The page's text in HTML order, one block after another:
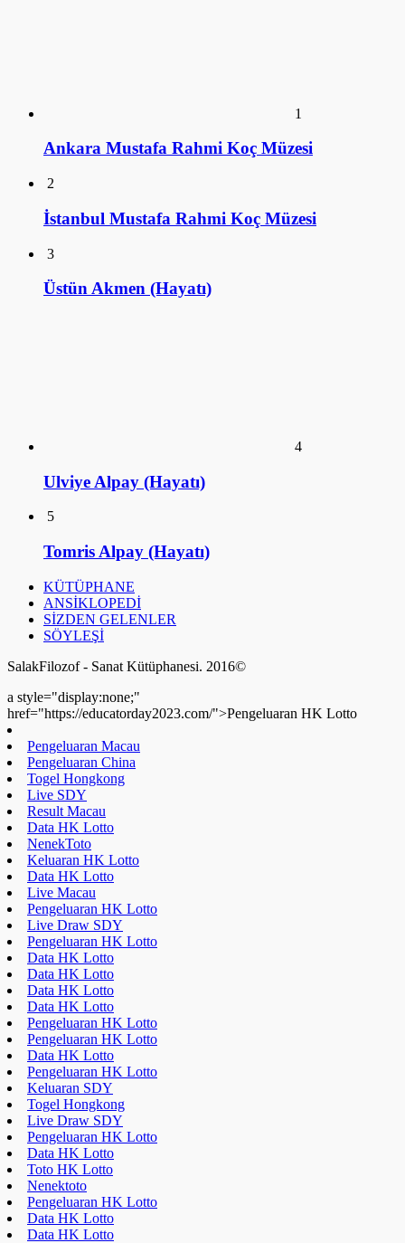
ANSİKLOPEDİ
SİZDEN GELENLER
SÖYLEŞİ
SalakFilozof - Sanat Kütüphanesi. 2016©
href="https://educatorday2023.com/">Pengeluaran HK Lotto
Pengeluaran Macau
Pengeluaran China
Live SDY
Data HK Lotto
NenekToto
Data HK Lotto
Live Macau
Pengeluaran HK Lotto
Live Draw SDY
Pengeluaran HK Lotto
Data HK Lotto
Data HK Lotto
Data HK Lotto
Data HK Lotto
Pengeluaran HK Lotto
Pengeluaran HK Lotto
Data HK Lotto
Pengeluaran HK Lotto
Keluaran SDY
Togel Hongkong
Live Draw SDY
Pengeluaran HK Lotto
Data HK Lotto
Toto HK Lotto
Nenektoto
Pengeluaran HK Lotto
Data HK Lotto
Data HK Lotto
Data HK Lotto
Live Draw SDY
Keluaran HK Lotto
Pengeluaran HK Lotto
a style="display:none;"
href="https://educatorday2023.com/">Pengeluaran HK Lotto
Result Macau